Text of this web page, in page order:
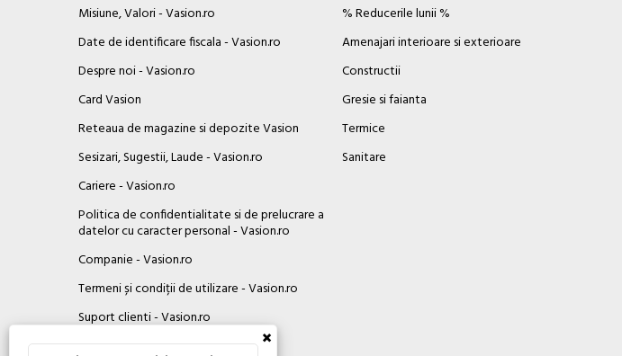
Misiune, Valori - Vasion.ro
Date de identificare fiscala - Vasion.ro
Despre noi - Vasion.ro
Card Vasion
Reteaua de magazine si depozite Vasion
Sesizari, Sugestii, Laude - Vasion.ro
Cariere - Vasion.ro
Politica de confidentialitate si de prelucrare a
datelor cu caracter personal - Vasion.ro
Companie - Vasion.ro
Termeni și condiții de utilizare - Vasion.ro
Suport clienti - Vasion.ro
Contact
% Reducerile lunii %
Amenajari interioare si exterioare
Constructii
Gresie si faianta
Termice
Sanitare
×